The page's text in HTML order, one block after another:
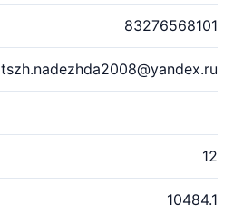
83276568101
tszh.nadezhda2008@yandex.ru
12
10484.1